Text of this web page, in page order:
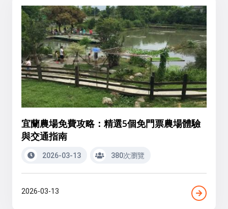
宜蘭農場免費攻略：精選5個免門票農場體驗
與交通指南
2026-03-13 380次瀏覽
2026-03-13